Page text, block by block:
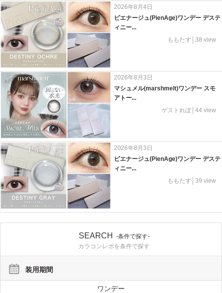
2026年8月4日
ピエナージュ(PienAge)ワンデー デステ
ィニー...
ももたす│38 view
2026年8月3日
マシュメル(marshmelt)ワンデー スモ
アトー...
ゲストれぽ│44 view
2026年8月3日
ピエナージュ(PienAge)ワンデー デステ
ィニー...
ももたす│39 view
SEARCH
-条件で探す-
カラコンレポを条件で探す
装用期間
ワンデー